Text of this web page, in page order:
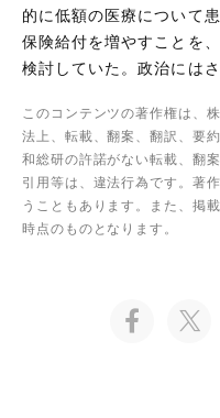
的に低額の医療について
保険給付を増やすことを
検討していた。政治には
このコンテンツの著作権は、
法上、転載、翻案、翻訳、要
和総研の許諾がない転載、翻
引用等は、違法行為です。著
うこともあります。また、掲
時点のものとなります。